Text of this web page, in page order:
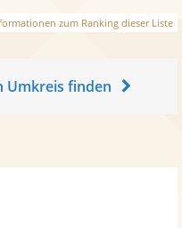
zum Ranking dieser Liste
Umkreis finden